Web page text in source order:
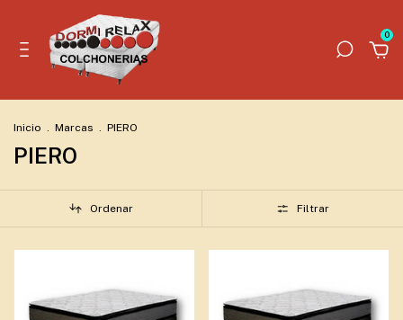
0
Inicio . Marcas . PIERO
PIERO
Ordenar Filtrar